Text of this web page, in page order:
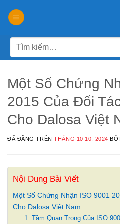
đến
dungTìm
kiếm:
Một Số Chứng
2015 Của Đối
Cho Dalosa Việt
ĐÃ ĐĂNG TRÊNTHÁNG 10 10, 2024 BỞI
Nội Dung Bài Viết
Một Số Chứng Nhận ISO 9001
Cho Dalosa Việt Nam
1. Tầm Quan Trọng Của ISO